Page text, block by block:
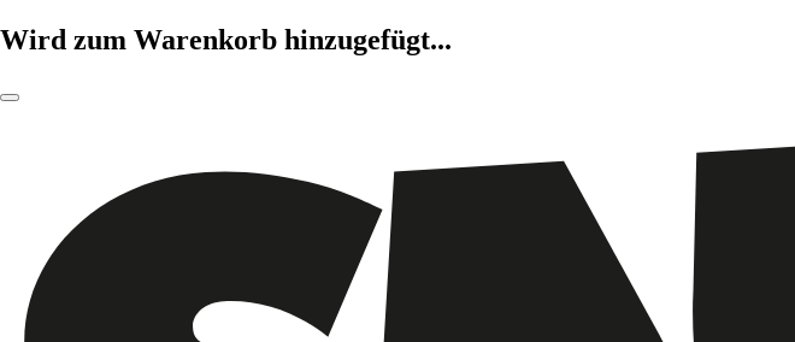
Wird zum Warenkorb hinzugefügt...